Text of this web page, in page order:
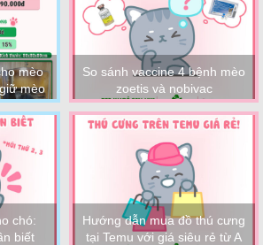
mèo
mèo
So sánh vaccine 4 bệnh mèo
zoetis và nobivac
chó:
biết
Hướng dẫn mua đồ thú cưng
tại Temu với giá siêu rẻ từ A